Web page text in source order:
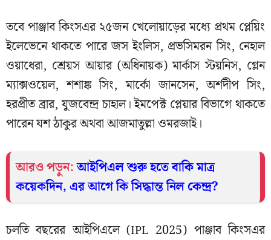
তবে পাঞ্জাব কিংসএর ২৫জন খেলোয়াড়ের মধ্যে প্রথম প্লেয়িং
ইলেভেনে থাকতে পারে জস ইংলিস, প্রভসিমরন সিং, নেহাল
ওয়াধেরা, শ্রেয়স আয়ার (অধিনায়ক) মার্কাস স্টয়নিস, গ্লেন
ম্যাক্সওয়েল, শশাঙ্ক সিং, মার্কো জানসেন, অর্শদীপ সিং,
হরপ্রীত ব্রার, যুজবেন্দ্র চাহাল। ইমপেক্ট প্লেয়ার বিভাগে থাকতে
পারেন যশ ঠাকুর অথবা আজমাতুল্লা ওমরজাই।
আরও পড়ুন:আইপিএল শুরু হতে বাকি মাত্র
কয়েকদিন, এর আগে কি সিদ্ধান্ত নিল কেন্দ্র?
চলতি বছরের আইপিএলে (IPL 2025) পাঞ্জাব কিংসএর